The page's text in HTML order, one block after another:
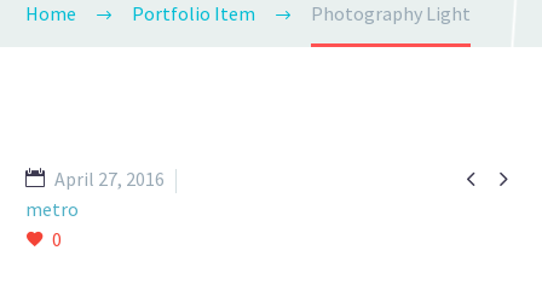
Home Portfolio Item Photography Light
 
April 27, 2016
metro
0